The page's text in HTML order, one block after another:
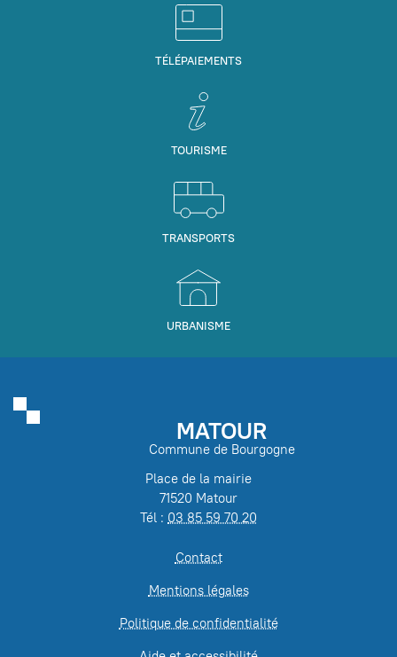
TÉLÉPAIEMENTS
TOURISME
TRANSPORTS
URBANISME
MATOUR
Commune de Bourgogne
Place de la mairie
71520 Matour
Tél : 03 85 59 70 20
Contact
Mentions légales
Politique de confidentialité